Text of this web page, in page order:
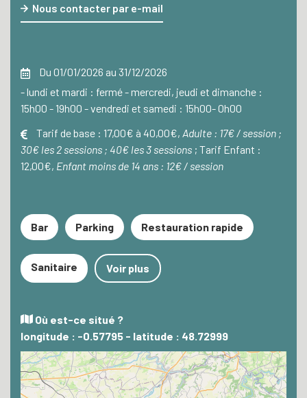
Nous contacter par e-mail
Du 01/01/2026 au 31/12/2026
- lundi et mardi : fermé - mercredi, jeudi et dimanche :
15h00 - 19h00 - vendredi et samedi : 15h00- 0h00
Tarif de base : 17,00€ à 40,00€, Adulte : 17€ / session ;
30€ les 2 sessions ; 40€ les 3 sessions ; Tarif Enfant :
12,00€, Enfant moins de 14 ans : 12€ / session
Bar Parking Restauration rapide
Sanitaire Voir plus
Où est-ce situé ?
longitude : -0.57795 - latitude : 48.72999